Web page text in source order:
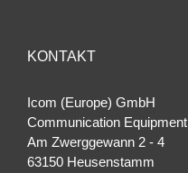
KONTAKT
Icom (Europe) GmbH
Communication Equipment
Am Zwerggewann 2 ‐ 4
63150 Heusenstamm